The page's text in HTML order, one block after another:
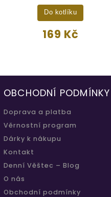
169 Kč
Do kotlíku
OBCHODNÍ PODMÍNKY
Doprava a platba
Věrnostní program
Dárky k nákupu
Kontakt
Denní Věštec – Blog
O nás
Obchodní podmínky